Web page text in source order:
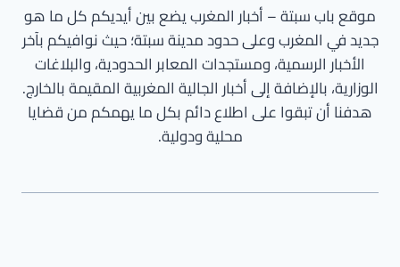
موقع باب سبتة – أخبار المغرب يضع بين أيديكم كل ما هو
جديد في المغرب وعلى حدود مدينة سبتة؛ حيث نوافيكم بآخر
الأخبار الرسمية، ومستجدات المعابر الحدودية، والبلاغات
الوزارية، بالإضافة إلى أخبار الجالية المغربية المقيمة بالخارج.
هدفنا أن تبقوا على اطلاع دائم بكل ما يهمكم من قضايا
محلية ودولية.